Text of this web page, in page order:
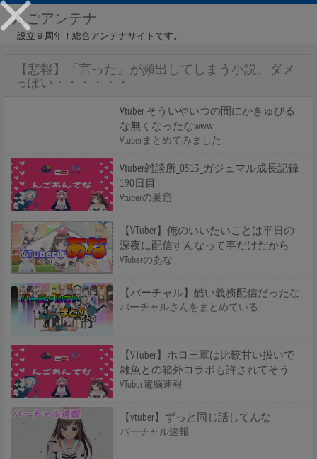
んごアンテナ
設立９周年！総合アンテナサイトです。
【悲報】「言った」が頻出してしまう小説、ダメ
っぽい・・・・・・
Vtuber そういやいつの間にかきゅぴる
な無くなったなwww
Vtuberまとめてみました
Vtuber雑談所_0513_ガジュマル成長記録
190日目
Vtuberの巣窟
【VTuber】俺のいいたいことは平日の
深夜に配信すんなって事だけだから
VTuberのあな
【バーチャル】酷い義務配信だったな
バーチャルさんをまとめている
【VTuber】ホロ三軍は比較甘い扱いで
雑魚との箱外コラボも許されてそう
VTuber電脳速報
【vtuber】ずっと同じ話してんな
バーチャル速報